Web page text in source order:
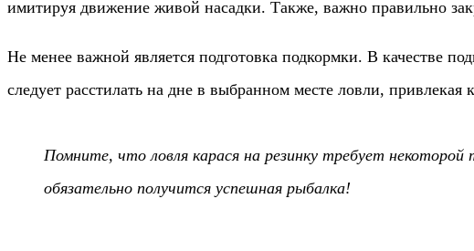
имитируя движение живой насадки. Также, важно правильно
Не менее важной является подготовка подкормки. В качестве
следует расстилать на дне в выбранном месте ловли,
Помните, что ловля карася на резинку требует
обязательно получится успешная рыбалка!